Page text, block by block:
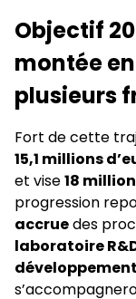
Objectif
montée
plusieurs
Fort de cette
15,1 millions
et vise18
progression
accruedes
laboratoire